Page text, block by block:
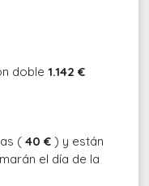
doble1.142 €
(40 € ) y están
el día de la